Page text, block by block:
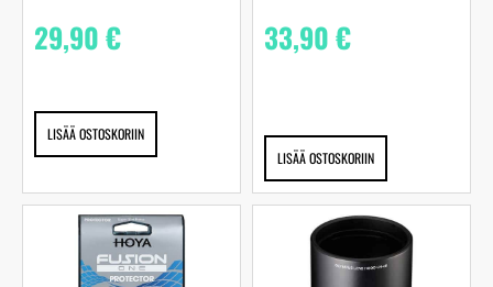
29,90€
LISÄÄ OSTOSKORIIN
33,90€
LISÄÄ OSTOSKORIIN